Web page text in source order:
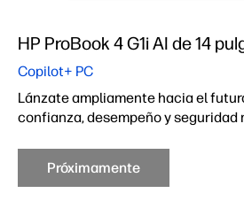
HP ProBook 4 G1i AI de 14
Copilot+ PC
Lánzate ampliamente hacia el
confianza, desempeño y seguridad
Próximamente